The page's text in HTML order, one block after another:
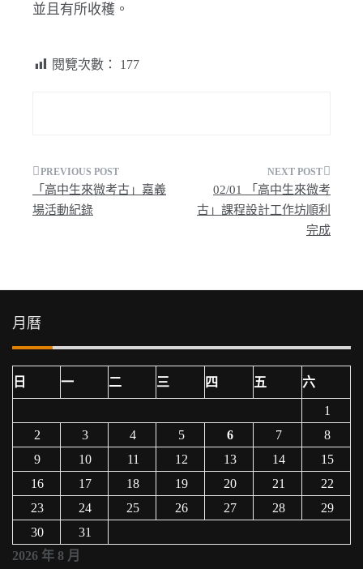
並且有所收穫。
閱覽次數： 177
文
章
「高中生來微考古」嘉義
場活動紀錄
02/01 「高中生來微考
古」課程設計工作坊順利
完成
月曆
2026 年 8 月
日 一 二 三 四 五 六
1
2
3 4 5 6 7
8
9
10 11 12 13 14
15
16
17 18 19 20 21
22
23
24 25 26 27 28
29
30
31